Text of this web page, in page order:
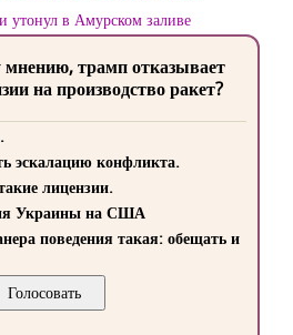
утонул в Амурском заливе
трамп отказывает
на производство ракет?
эскалацию конфликта.
лицензии.
Украины на США
поведения такая: обещать и